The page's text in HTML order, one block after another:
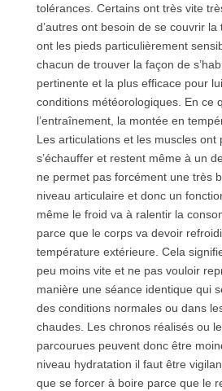
tolérances. Certains ont très vite
d’autres ont besoin de se couvrir la
ont les pieds particulièrement
chacun de trouver la façon de
pertinente et la plus efficace pour
conditions météorologiques. En ce
l’entraînement, la montée en
Les articulations et les muscles ont
s’échauffer et restent même à un
ne permet pas forcément une très
niveau articulaire et donc un
même le froid va à ralentir la
parce que le corps va devoir
température extérieure. Cela
peu moins vite et ne pas vouloir
manière une séance identique qui
des conditions normales ou dans
chaudes. Les chronos réalisés ou
parcourues peuvent donc être
niveau hydratation il faut être
que se forcer à boire parce que le